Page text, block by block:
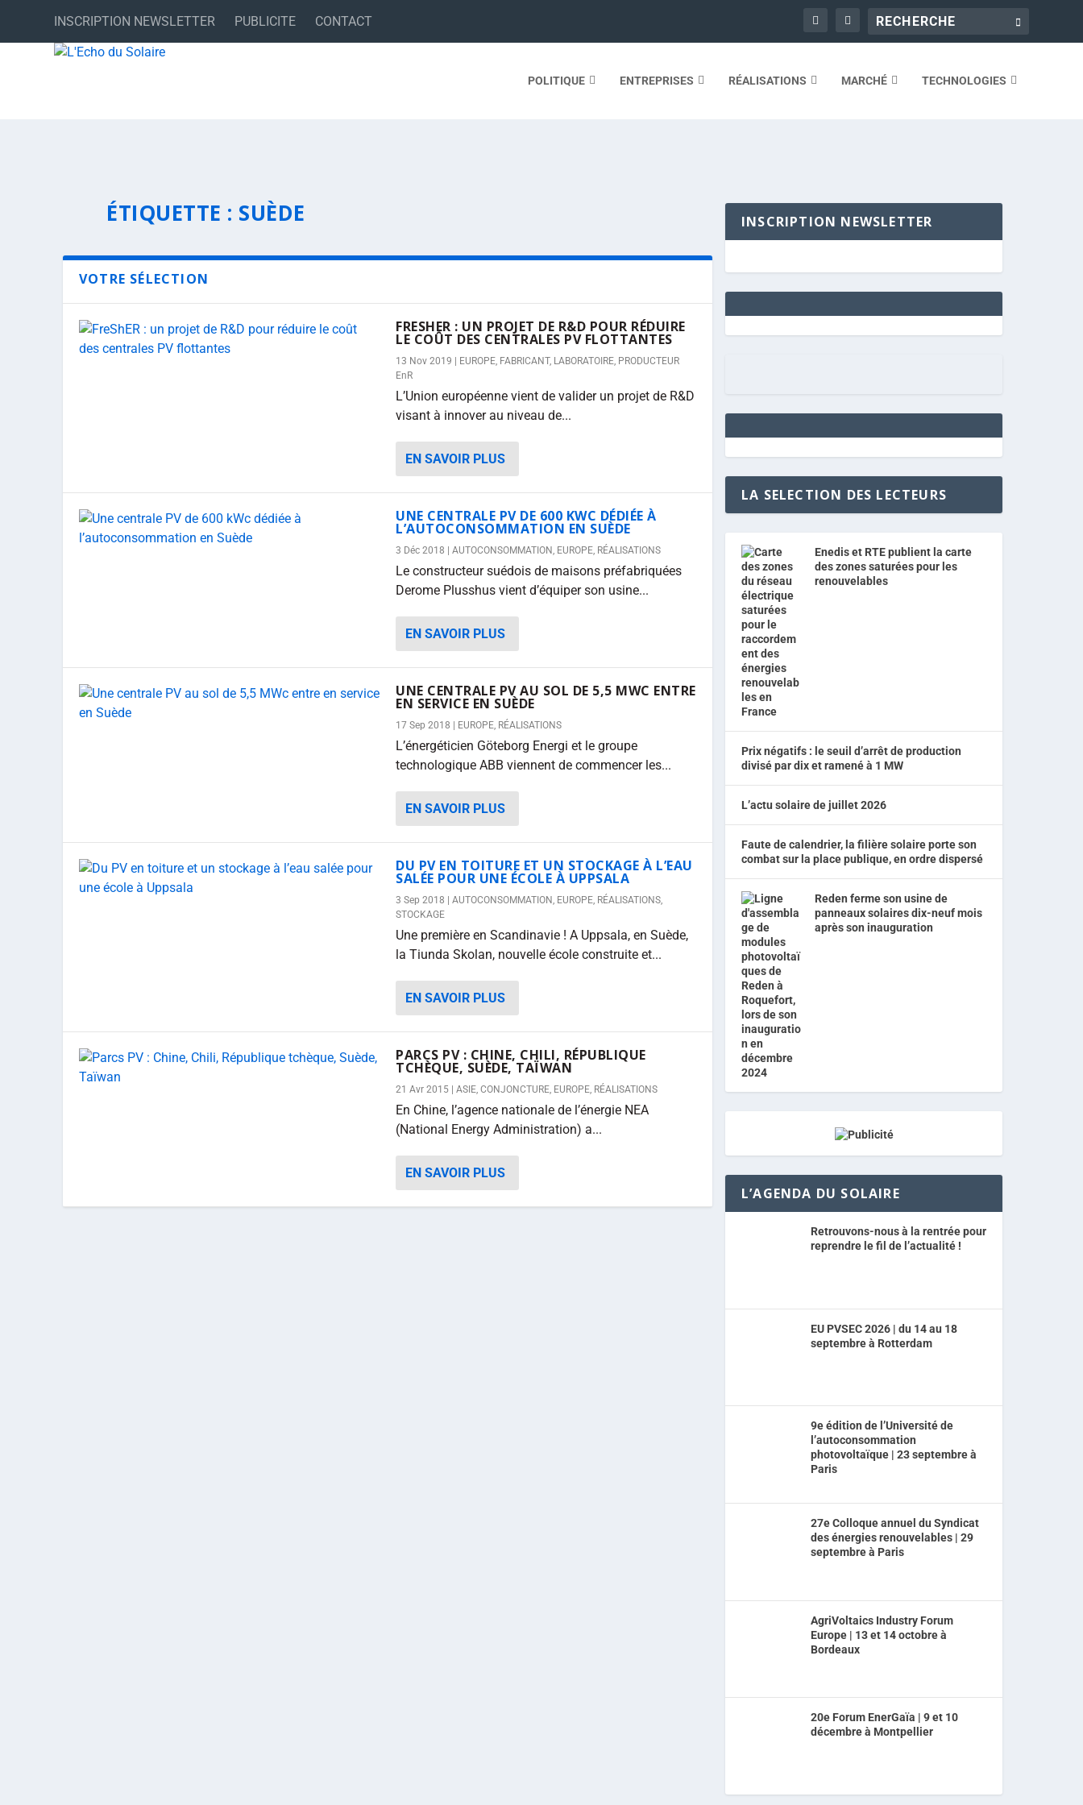
INSCRIPTION NEWSLETTER PUBLICITE CONTACT
POLITIQUE ENTREPRISES RÉALISATIONS MARCHÉ TECHNOLOGIES
ÉTIQUETTE : SUÈDE
VOTRE SÉLECTION
FRESHER : UN PROJET DE R&D POUR RÉDUIRE
LE COÛT DES CENTRALES PV FLOTTANTES
13 Nov 2019 EUROPE, FABRICANT, LABORATOIRE, PRODUCTEUR
EnR
L’Union européenne vient de valider un projet de R&D
visant à innover au niveau de...
EN SAVOIR PLUS
UNE CENTRALE PV DE 600 KWC DÉDIÉE À
L’AUTOCONSOMMATION EN SUÈDE
3 Déc 2018 AUTOCONSOMMATION, EUROPE, RÉALISATIONS
Le constructeur suédois de maisons préfabriquées
Derome Plusshus vient d’équiper son usine...
EN SAVOIR PLUS
UNE CENTRALE PV AU SOL DE 5,5 MWC ENTRE
EN SERVICE EN SUÈDE
17 Sep 2018 EUROPE, RÉALISATIONS
L’énergéticien Göteborg Energi et le groupe
technologique ABB viennent de commencer les...
EN SAVOIR PLUS
DU PV EN TOITURE ET UN STOCKAGE À L’EAU
SALÉE POUR UNE ÉCOLE À UPPSALA
3 Sep 2018 AUTOCONSOMMATION, EUROPE, RÉALISATIONS,
STOCKAGE
Une première en Scandinavie ! A Uppsala, en Suède,
la Tiunda Skolan, nouvelle école construite et...
EN SAVOIR PLUS
PARCS PV : CHINE, CHILI, RÉPUBLIQUE
TCHÈQUE, SUÈDE, TAÏWAN
21 Avr 2015 ASIE, CONJONCTURE, EUROPE, RÉALISATIONS
En Chine, l’agence nationale de l’énergie NEA
(National Energy Administration) a...
EN SAVOIR PLUS
INSCRIPTION NEWSLETTER
LA SELECTION DES LECTEURS
Enedis et RTE publient la carte
des zones saturées pour les
renouvelables
Prix négatifs : le seuil d’arrêt de production
divisé par dix et ramené à 1 MW
L’actu solaire de juillet 2026
Faute de calendrier, la filière solaire porte son
combat sur la place publique, en ordre dispersé
Reden ferme son usine de
panneaux solaires dix-neuf mois
après son inauguration
L’AGENDA DU SOLAIRE
Retrouvons-nous à la rentrée pour
reprendre le fil de l’actualité !
EU PVSEC 2026 | du 14 au 18
septembre à Rotterdam
9e édition de l’Université de
l’autoconsommation
photovoltaïque | 23 septembre à
Paris
27e Colloque annuel du Syndicat
des énergies renouvelables | 29
septembre à Paris
AgriVoltaics Industry Forum
Europe | 13 et 14 octobre à
Bordeaux
20e Forum EnerGaïa | 9 et 10
décembre à Montpellier